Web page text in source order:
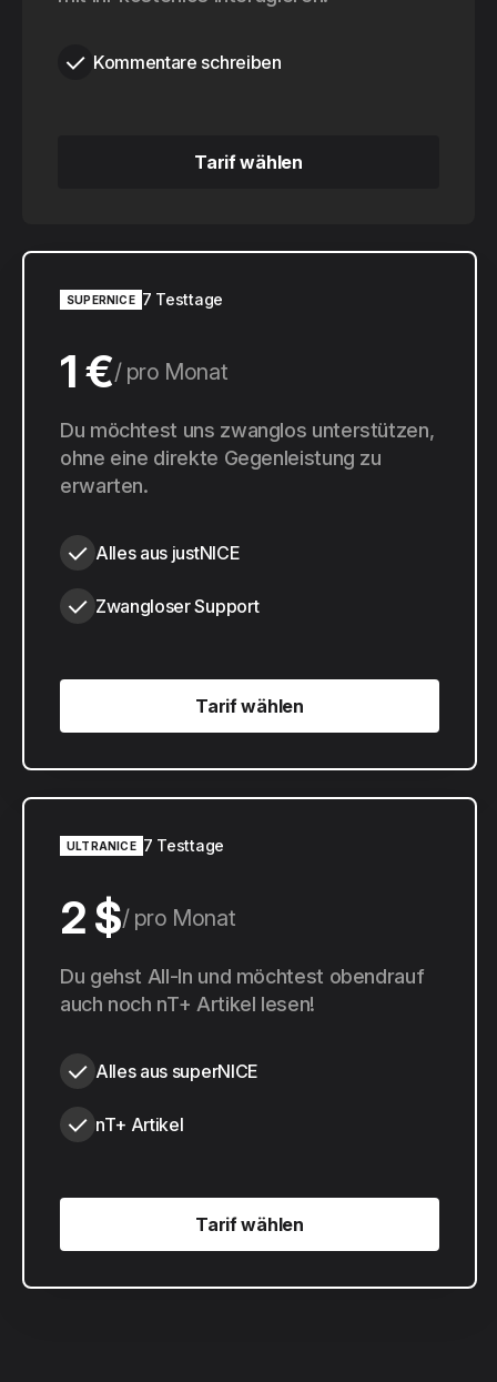
Kommentare schreiben
Tarif wählen
SUPERNICE 7 Testtage
1 € pro Monat
10 € pro Jahr
Du möchtest uns zwanglos unterstützen,
ohne eine direkte Gegenleistung zu
erwarten.
Alles aus justNICE
Zwangloser Support
Tarif wählen
Tarif wählen
ULTRANICE 7 Testtage
2 $ pro Monat
20 $ pro Jahr
Du gehst All-In und möchtest obendrauf
auch noch nT+ Artikel lesen!
Alles aus superNICE
nT+ Artikel
Tarif wählen
Tarif wählen